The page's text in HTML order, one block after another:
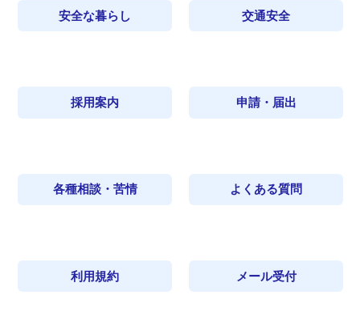
安全な暮らし 交通安全
採用案内 申請・届出
各種相談・苦情 よくある質問
利用規約 メール受付